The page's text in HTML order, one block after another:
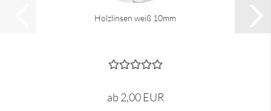
Holzlinsen weiß 10mm
ab 2,00 EUR